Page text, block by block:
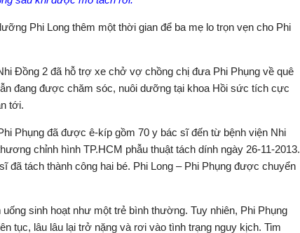
Phi Long thêm một thời gian để ba mẹ lo trọn vẹn cho Phi
Đồng 2 đã hỗ trợ xe chở vợ chồng chị đưa Phi Phụng về quê
đang được chăm sóc, nuôi dưỡng tại khoa Hồi sức tích cực
tới.
Phụng đã được ê-kíp gồm 70 y bác sĩ đến từ bệnh viện Nhi
chỉnh hình TP.HCM phẫu thuật tách dính ngày 26-11-2013.
đã tách thành công hai bé. Phi Long – Phi Phụng được chuyển
sinh hoạt như một trẻ bình thường. Tuy nhiên, Phi Phụng
tục, lâu lâu lại trở nặng và rơi vào tình trạng nguy kịch. Tim